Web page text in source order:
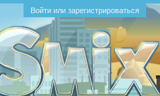
Войти или зарегистрироваться